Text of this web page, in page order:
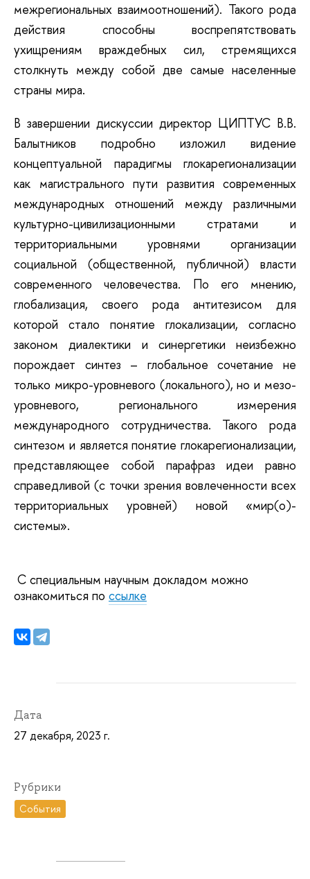
межрегиональных взаимоотношений). Такого рода
действия способны воспрепятствовать
ухищрениям враждебных сил, стремящихся
столкнуть между собой две самые населенные
страны мира.
В завершении дискуссии директор ЦИПТУС В.В.
Балытников подробно изложил видение
концептуальной парадигмы глокарегионализации
как магистрального пути развития современных
международных отношений между различными
культурно-цивилизационными стратами и
территориальными уровнями организации
социальной (общественной, публичной) власти
современного человечества. По его мнению,
глобализация, своего рода антитезисом для
которой стало понятие глокализации, согласно
законом диалектики и синергетики неизбежно
порождает синтез – глобальное сочетание не
только микро-уровневого (локального), но и мезо-
уровневого, регионального измерения
международного сотрудничества. Такого рода
синтезом и является понятие глокарегионализации,
представляющее собой парафраз идеи равно
справедливой (с точки зрения вовлеченности всех
территориальных уровней) новой «мир(о)-
системы».
С специальным научным докладом можно
ознакомиться по ссылке
Дата
27 декабря, 2023 г.
Рубрики
События